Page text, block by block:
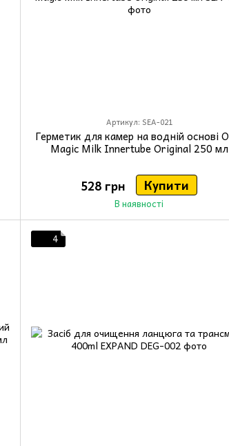
Артикул: SEA-021
Герметик для камер на водній основі
Magic Milk Innertube Original 250 мл
528 грн Купити
В наявності
4